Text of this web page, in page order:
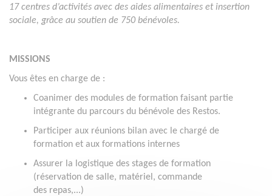
17 centres d’activités avec des aides alimentaires et insertion
sociale, grâce au soutien de 750 bénévoles.
MISSIONS
Vous êtes en charge de :
Coanimer des modules de formation faisant partie
intégrante du parcours du bénévole des Restos.
Participer aux réunions bilan avec le chargé de
formation et aux formations internes
Assurer la logistique des stages de formation
(réservation de salle, matériel, commande
des repas,...)